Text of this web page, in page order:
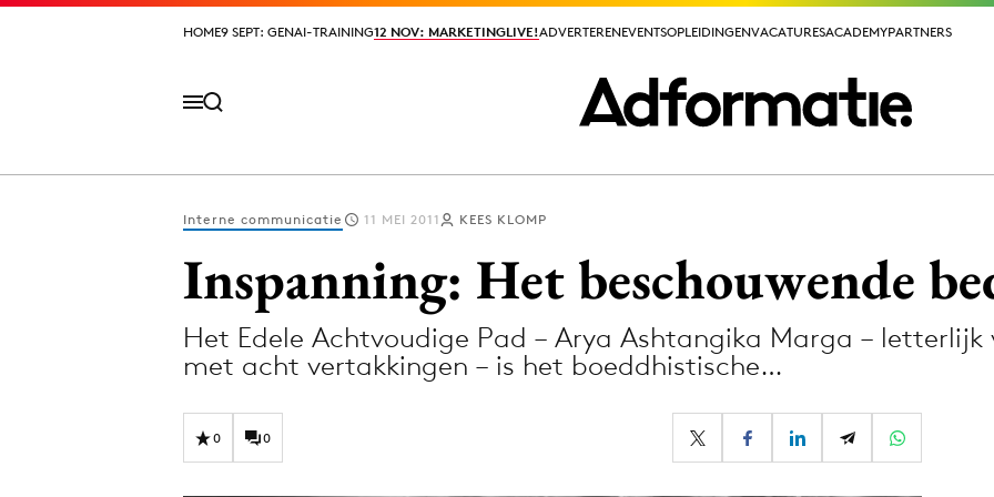
HOME9 SEPT: GENAI-TRAINING12 NOV: MARKETINGLIVE!ADVERTERENEVENTSOPLEIDINGENVACATURESACADEMYPARTNERS
HOME9 SEPT: GENAI-TRAINING12 NOV: MARKETINGLIVE!ADVERTERENEVENTSOPLEIDINGENVACATURESACADEMYPARTNERS
Merkstrategie
PR
Interne communicatie 11 MEI 2011 KEES KLOMP
Inspanning: Het beschouwende
Het Edele Achtvoudige Pad – Arya Ashtangika Marga –
met acht vertakkingen – is het boeddhistische…
0 0